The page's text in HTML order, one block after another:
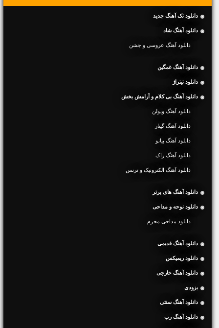
دانلود تک آهنگ جدید
دانلود آهنگ شاد
دانلود آهنگ عروسی و جشن
دانلود آهنگ غمگین
دانلود تیتراژ
دانلود آهنگ بی کلام و آرامش بخش
دانلود آهنگ ویولن
دانلود آهنگ گیتار
دانلود آهنگ پیانو
دانلود آهنگ راک
دانلود آهنگ الکترونیک و ترنس
دانلود آهنگ های برتر
دانلود نوحه و مداحی
دانلود مداحی محرم
دانلود آهنگ قدیمی
دانلود ریمیکس
دانلود آهنگ خارجی
بزودی
دانلود آهنگ سنتی
دانلود آهنگ رپ